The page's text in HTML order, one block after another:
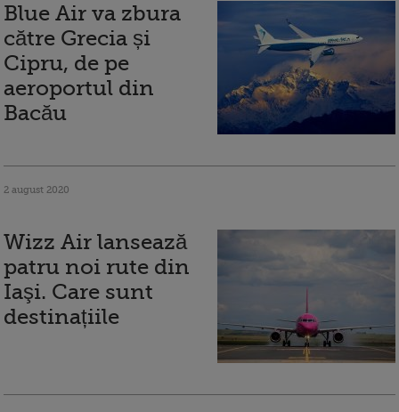
Blue Air va zbura
către Grecia și
Cipru, de pe
aeroportul din
Bacău
2 august 2020
Wizz Air lansează
patru noi rute din
Iaşi. Care sunt
destinațiile